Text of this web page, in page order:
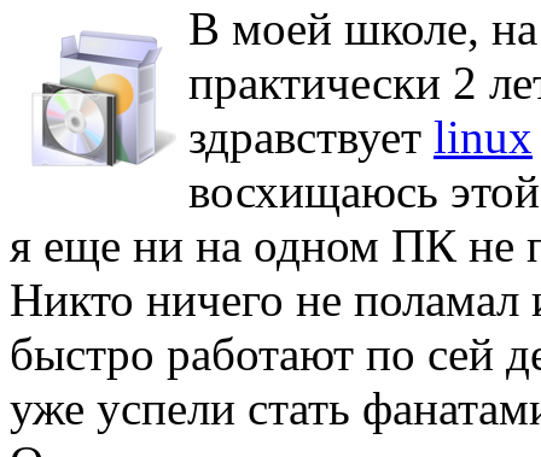
В моей школе,
практически 2
здравствует linux
восхищаюсь
я еще ни на одном ПК не
Никто ничего не
быстро работают по сей
уже успели стать